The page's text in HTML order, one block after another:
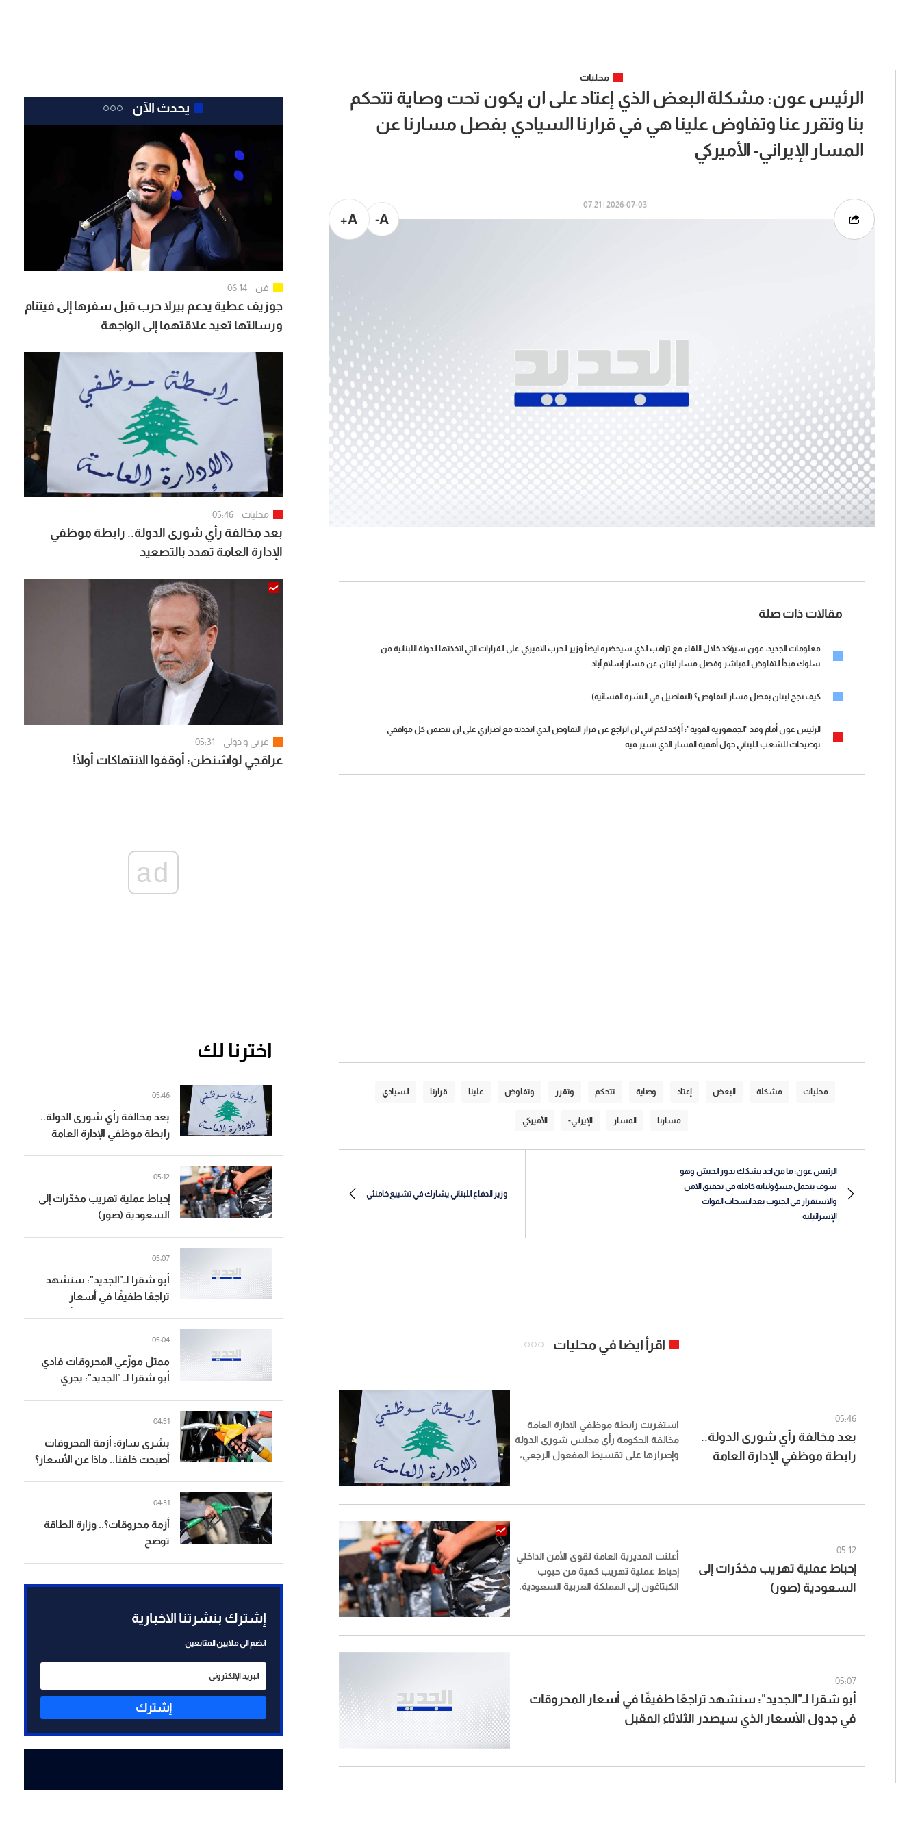
محليات
الرئيس عون: مشكلة البعض الذي إعتاد على ان يكون تحت وصاية تتحكم
بنا وتقرر عنا وتفاوض علينا هي في قرارنا السيادي بفصل مسارنا عن
المسار الإيراني- الأميركي
2026-07-03 | 07:21
A-
A+
مقالات ذات صلة
معلومات الجديد: عون سيؤكد خلال اللقاء مع ترامب الذي سيحضره ايضاً وزير الحرب الاميركي على القرارات التي اتخذتها الدولة اللبنانية من
سلوك مبدأ التفاوض المباشر وفصل مسار لبنان عن مسار إسلام آباد
كيف نجح لبنان بفصل مسار التفاوض؟ (التفاصيل في النشرة المسائية)
الرئيس عون أمام وفد "الجمهورية القوية": أؤكد لكم انني لن اتراجع عن قرار التفاوض الذي اتخذته مع اصراري على ان تتضمن كل مواقفي
توضيحات للشعب اللبناني حول أهمية المسار الذي نسير فيه
محليات مشكلة البعض إعتاد وصاية تتحكم وتقرر وتفاوض علينا قرارنا السيادي
مسارنا المسار الإيراني- الأميركي
الرئيس عون: ما من احد يشكك بدور الجيش وهو
سوف يتحمل مسؤولياته كاملة في تحقيق الامن
والاستقرار في الجنوب بعد انسحاب القوات
الإسرائيلية
وزير الدفاع اللبناني يشارك في تشييع خامنئي
اقرأ ايضا في محليات
05:46
بعد مخالفة رأي شورى الدولة..
رابطة موظفي الإدارة العامة
استغربت رابطة موظفي الادارة العامة
مخالفة الحكومة رأي مجلس شورى الدولة
وإصرارها على تقسيط المفعول الرجعي،
05:12
إحباط عملية تهريب مخدّرات إلى
السعودية (صور)
أعلنت المديرية العامة لقوى الأمن الداخلي
إحباط عملية تهريب كمية من حبوب
الكبتاغون إلى المملكة العربية السعودية،
05:07
أبو شقرا لـ"الجديد": سنشهد تراجعًا طفيفًا في أسعار المحروقات
في جدول الأسعار الذي سيصدر الثلاثاء المقبل
يحدث الآن
فن 06:14
جوزيف عطية يدعم بيرلا حرب قبل سفرها إلى فيتنام
ورسالتها تعيد علاقتهما إلى الواجهة
محليات 05:46
بعد مخالفة رأي شورى الدولة.. رابطة موظفي
الإدارة العامة تهدد بالتصعيد
عربي و دولي 05:31
عراقجي لواشنطن: أوقفوا الانتهاكات أولًا!
ad
اخترنا لك
بعد مخالفة رأي شورى الدولة..
رابطة موظفي الإدارة العامة
05:46
إحباط عملية تهريب مخدّرات إلى
السعودية (صور)
05:12
أبو شقرا لـ"الجديد": سنشهد
تراجعًا طفيفًا في أسعار
05:07
ممثل موزّعي المحروقات فادي
أبو شقرا لـ "الجديد": يجري
05:04
بشرى سارة: أزمة المحروقات
أصبحت خلفنا.. ماذا عن الأسعار؟
04:51
أزمة محروقات؟.. وزارة الطاقة
توضح
04:31
إشترك بنشرتنا الاخبارية
انضم الى ملايين المتابعين
إشترك